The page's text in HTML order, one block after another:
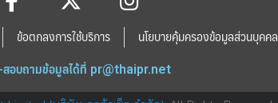
ข้อตกลงการใช้บริการ นโยบายคุ้มครองข้อมูลส่วนบุคคล
อบถามข้อมูลได้ที่ pr@thaipr.net